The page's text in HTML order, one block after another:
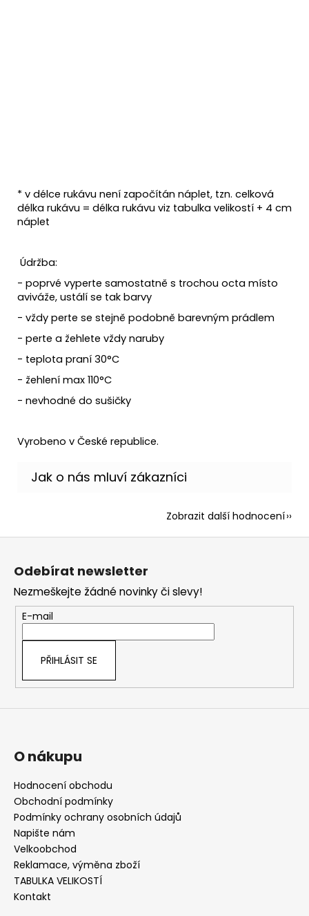
* v délce rukávu není započítán náplet, tzn. celková
délka rukávu = délka rukávu viz tabulka velikostí + 4 cm
náplet
Údržba:
- poprvé vyperte samostatně s trochou octa místo
aviváže, ustálí se tak barvy
- vždy perte se stejně podobně barevným prádlem
- perte a žehlete vždy naruby
- teplota praní 30°C
- žehlení max 110°C
- nevhodné do sušičky
Vyrobeno v České republice.
Zobrazit další hodnocení
Z
Odebírat newsletter
Nezmeškejte žádné novinky či slevy!
E-mail
PŘIHLÁSIT SE
O nákupu
Hodnocení obchodu
Obchodní podmínky
Podmínky ochrany osobních údajů
Napište nám
Velkoobchod
Reklamace, výměna zboží
TABULKA VELIKOSTÍ
Kontakt